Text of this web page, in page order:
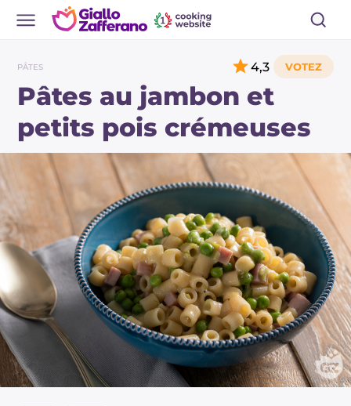
PÂTES
Pâtes au jambon et
petits pois crémeuses
4,3